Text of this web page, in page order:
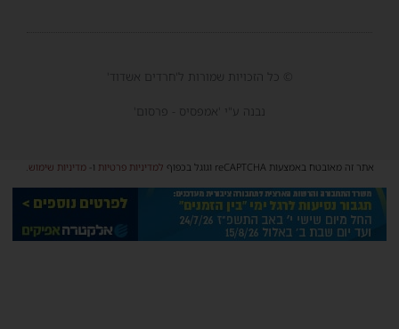
© כל הזכויות שמורות ל'חרדים אשדוד'
נבנה ע"י 'אמפסיס - פרסום'
אתר זה מאובטח באמצעות reCAPTCHA וגוגל בכפוף למדיניות פרטיותו-מדיניות שימוש.